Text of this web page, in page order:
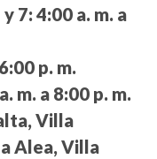
7: 4:00 a. m. a
p. m.
m. a 8:00 p. m.
Villa
Alea, Villa